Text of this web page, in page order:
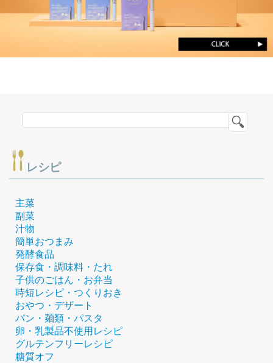
レシピ
主菜
副菜
汁物
簡単おつまみ
発酵食品
保存食・調味料・たれ
子供のごはん・お弁当
時短レシピ・つくりおき
おやつ・デザート
パン・麺類・パスタ
卵・乳製品不使用レシピ
グルテンフリーレシピ
糖質オフ